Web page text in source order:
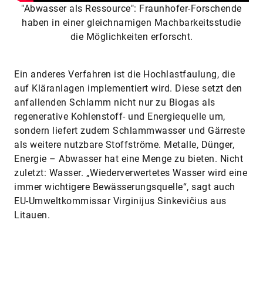
haben in einer gleichnamigen Machbarkeitsstudie
die Möglichkeiten erforscht.
auf Kläranlagen implementiert wird. Diese setzt den
anfallenden Schlamm nicht nur zu Biogas als
regenerative Kohlenstoff- und Energiequelle um,
sondern liefert zudem Schlammwasser und Gärreste
als weitere nutzbare Stoffströme. Metalle, Dünger,
Energie – Abwasser hat eine Menge zu bieten. Nicht
zuletzt: Wasser. „Wiederverwertetes Wasser wird eine
immer wichtigere Bewässerungsquelle“, sagt auch
EU-Umweltkommissar Virginijus Sinkevičius aus
Litauen.